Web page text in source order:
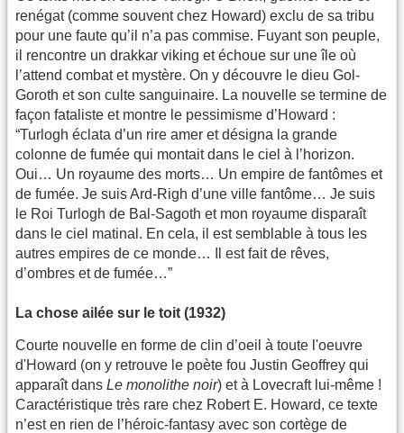
renégat (comme souvent chez Howard) exclu de sa tribu
pour une faute qu’il n’a pas commise. Fuyant son peuple,
il rencontre un drakkar viking et échoue sur une île où
l’attend combat et mystère. On y découvre le dieu Gol-
Goroth et son culte sanguinaire. La nouvelle se termine de
façon fataliste et montre le pessimisme d’Howard :
“Turlogh éclata d’un rire amer et désigna la grande
colonne de fumée qui montait dans le ciel à l’horizon.
Oui… Un royaume des morts… Un empire de fantômes et
de fumée. Je suis Ard-Righ d’une ville fantôme… Je suis
le Roi Turlogh de Bal-Sagoth et mon royaume disparaît
dans le ciel matinal. En cela, il est semblable à tous les
autres empires de ce monde… Il est fait de rêves,
d’ombres et de fumée…”
La chose ailée sur le toit (1932)
Courte nouvelle en forme de clin d’oeil à toute l'oeuvre
d'Howard (on y retrouve le poète fou Justin Geoffrey qui
apparaît dans Le monolithe noir) et à Lovecraft lui-même !
Caractéristique très rare chez Robert E. Howard, ce texte
n’est en rien de l’héroic-fantasy avec son cortège de